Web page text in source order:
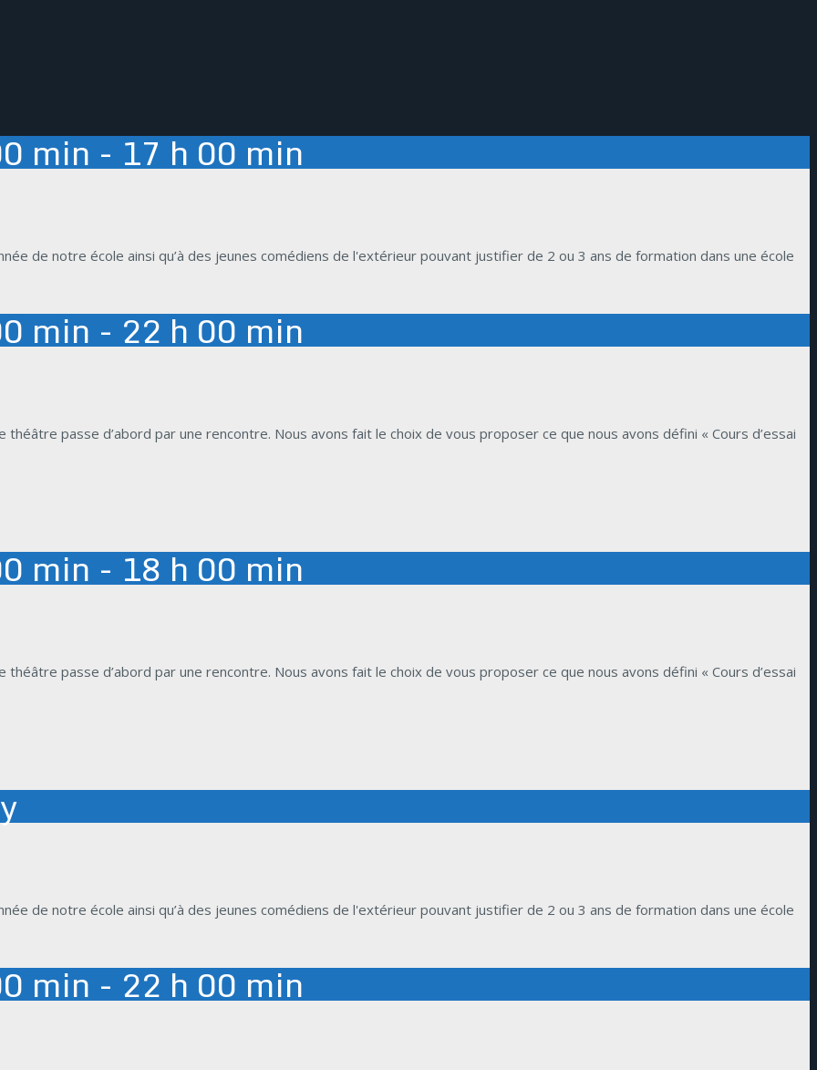
min - 17 h 00 min
de notre école ainsi qu’à des jeunes comédiens de l'extérieur pouvant justifier de 2 ou 3 ans de formation dans une école
min - 22 h 00 min
passe d’abord par une rencontre. Nous avons fait le choix de vous proposer ce que nous avons défini « Cours d’essai
min - 18 h 00 min
passe d’abord par une rencontre. Nous avons fait le choix de vous proposer ce que nous avons défini « Cours d’essai
de notre école ainsi qu’à des jeunes comédiens de l'extérieur pouvant justifier de 2 ou 3 ans de formation dans une école
min - 22 h 00 min